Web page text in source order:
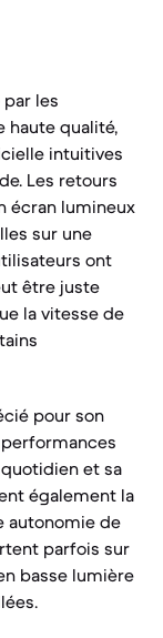
les
haute qualité,
intuitives
Les retours
écran lumineux
sur une
ont
être juste
la vitesse de
pour son
et sa
également la
autonomie de
parfois sur
basse lumière